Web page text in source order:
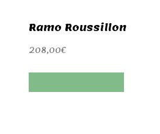
Ramo Roussillon
208,00€